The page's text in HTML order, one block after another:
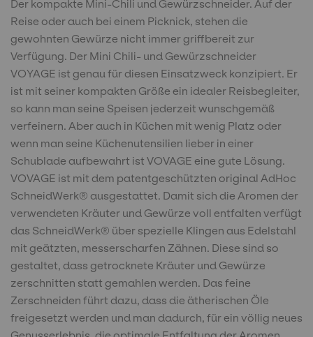
Der kompakte Mini-Chili und Gewürzschneider. Auf der
Reise oder auch bei einem Picknick, stehen die
gewohnten Gewürze nicht immer griffbereit zur
Verfügung. Der Mini Chili- und Gewürzschneider
VOYAGE ist genau für diesen Einsatzweck konzipiert. Er
ist mit seiner kompakten Größe ein idealer Reisbegleiter,
so kann man seine Speisen jederzeit wunschgemäß
verfeinern. Aber auch in Küchen mit wenig Platz oder
wenn man seine Küchenutensilien lieber in einer
Schublade aufbewahrt ist VOVAGE eine gute Lösung.
VOVAGE ist mit dem patentgeschützten original AdHoc
SchneidWerk® ausgestattet. Damit sich die Aromen der
verwendeten Kräuter und Gewürze voll entfalten verfügt
das SchneidWerk® über spezielle Klingen aus Edelstahl
mit geätzten, messerscharfen Zähnen. Diese sind so
gestaltet, dass getrocknete Kräuter und Gewürze
zerschnitten statt gemahlen werden. Das feine
Zerschneiden führt dazu, dass die ätherischen Öle
freigesetzt werden und man dadurch, für ein völlig neues